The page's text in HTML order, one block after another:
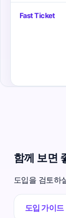
Fast Ticket
함께 보면
도입을 검토하
도입 가이드